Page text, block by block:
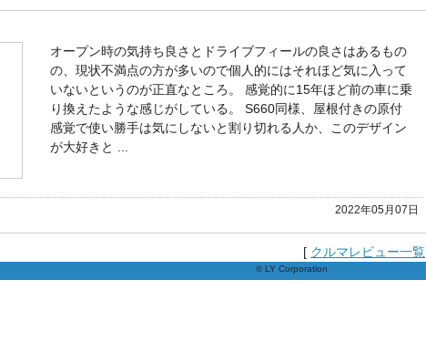
オープン時の気持ち良さとドライブフィールの良さはあるもの
の、現状不満点の方が多いので個人的にはそれほど気に入って
いないというのが正直なところ。 感覚的に15年ほど前の車に乗
り換えたような感じがしている。 S660同様、屋根付きの原付
感覚で使い勝手は気にしないと割り切れる人か、このデザイン
が大好きと ...
2022年05月07日
[ クルマレビュー一覧
© LY Corporation